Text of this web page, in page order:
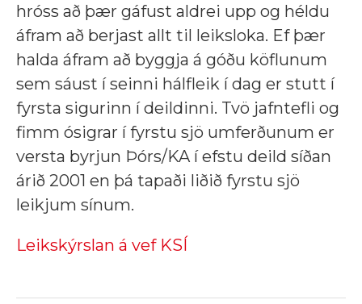
hróss að þær gáfust aldrei upp og héldu
áfram að berjast allt til leiksloka. Ef þær
halda áfram að byggja á góðu köflunum
sem sáust í seinni hálfleik í dag er stutt í
fyrsta sigurinn í deildinni. Tvö jafntefli og
fimm ósigrar í fyrstu sjö umferðunum er
versta byrjun Þórs/KA í efstu deild síðan
árið 2001 en þá tapaði liðið fyrstu sjö
leikjum sínum.
Leikskýrslan á vef KSÍ